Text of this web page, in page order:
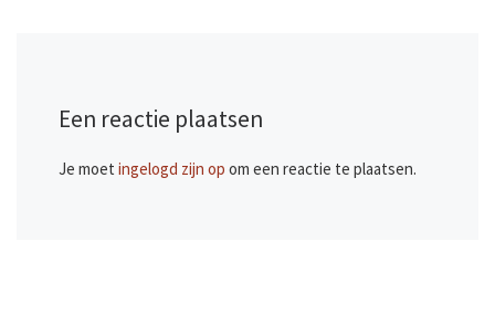
Een reactie plaatsen
Je moet ingelogd zijn op om een reactie te plaatsen.